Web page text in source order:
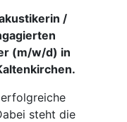
/
(m/w/d) in
steht die